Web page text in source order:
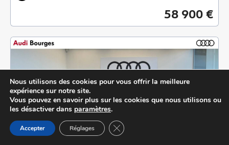
58 900 €
Nous utilisons des cookies pour vous offrir la meilleure
expérience sur notre site.
Vous pouvez en savoir plus sur les cookies que nous utilisons ou
les désactiver dans paramètres.
Accepter Réglages Close GDPR Cookie Banner